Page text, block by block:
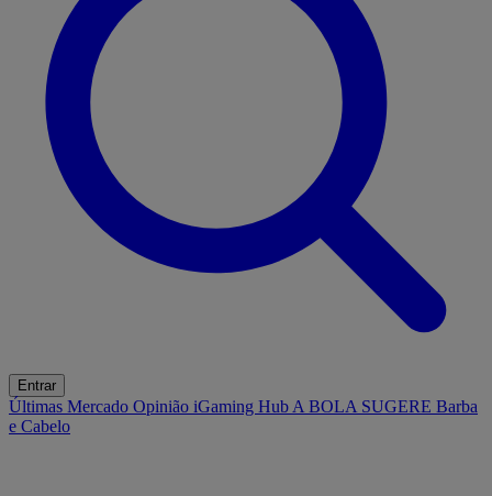
Entrar
Últimas Mercado Opinião iGaming Hub A BOLA SUGERE Barba
e Cabelo